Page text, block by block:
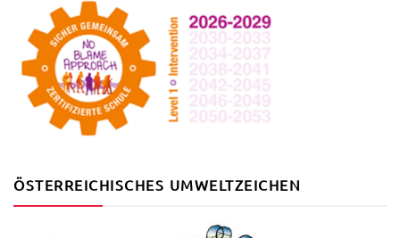
ÖSTERREICHISCHES UMWELTZEICHEN